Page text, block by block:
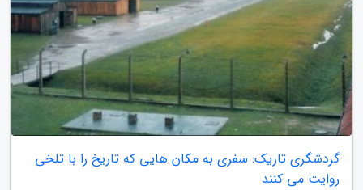
گردشگری تاریک: سفری به مکان هایی که تاریخ را با تلخی
روایت می کنند